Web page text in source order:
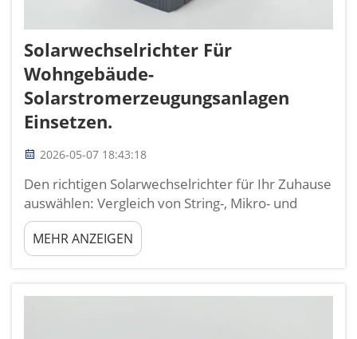
Solarwechselrichter Für
Wohngebäude-
Solarstromerzeugungsanlagen
Einsetzen.
2026-05-07 18:43:18
Den richtigen Solarwechselrichter für Ihr Zuhause
auswählen: Vergleich von String-, Mikro- und
Hybrid-Solarwechselrichtern. Die Art des
gewählten Solarwechselrichters bestimmt
unmittelbar die Leistung, Zuverlässigkeit und
MEHR ANZEIGEN